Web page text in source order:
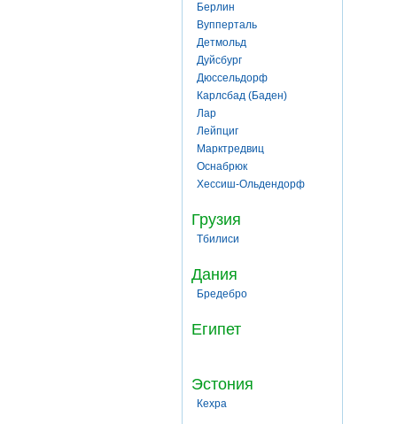
Берлин
Вупперталь
Детмольд
Дуйсбург
Дюссельдорф
Карлсбад (Баден)
Лар
Лейпциг
Марктредвиц
Оснабрюк
Хессиш-Ольдендорф
Грузия
Тбилиси
Дания
Бредебро
Египет
Эстония
Кехра